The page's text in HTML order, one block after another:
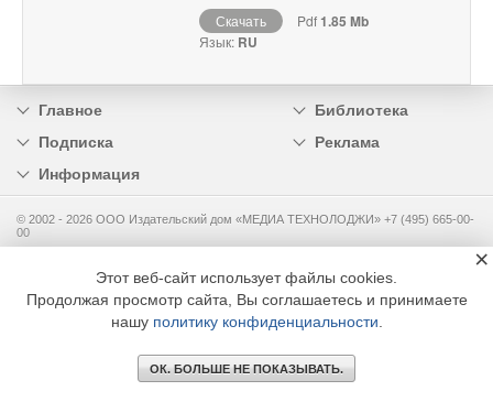
Скачать Pdf1.85 Mb
Язык: RU
Главное
Библиотека
Подписка
Реклама
Информация
© 2002 - 2026 OOO Издательский дом «МЕДИА ТЕХНОЛОДЖИ» +7 (495) 665-00-
00
Этот веб-сайт использует файлы cookies.
Продолжая просмотр сайта, Вы соглашаетесь и принимаете
нашу политику конфиденциальности
ОК. БОЛЬШЕ НЕ ПОКАЗЫВАТЬ.
×